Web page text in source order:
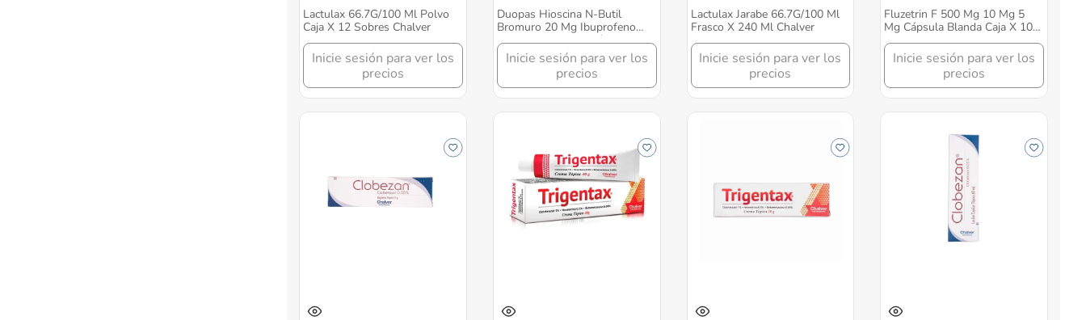
Lactulax 66.7G/100 Ml Polvo
Caja X 12 Sobres Chalver
Inicie sesión para ver los
precios
Duopas Hioscina N-Butil
Bromuro 20 Mg Ibuprofeno
400 Mg Caja X 10 Cápsulas
Blanda Chalver
Inicie sesión para ver los
precios
Lactulax Jarabe 66.7G/100 Ml
Frasco X 240 Ml Chalver
Inicie sesión para ver los
precios
Fluzetrin F 500 Mg 10 Mg 5
Mg Cápsula Blanda Caja X 10
Chalver
Inicie sesión para ver los
precios